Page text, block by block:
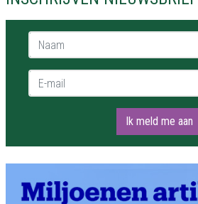
Naam *
E-mail *
Ik meld me aan